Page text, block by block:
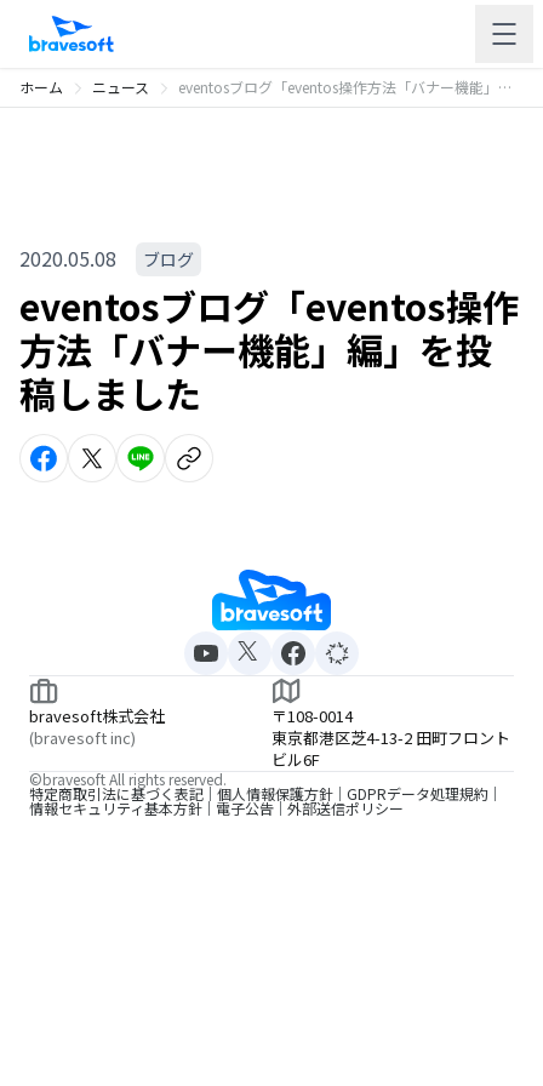
ホーム ニュース eventosブログ「eventos操作方法「バナー機能」編」を投稿しました
2020.05.08 ブログ
eventosブログ「eventos操作
方法「バナー機能」編」を投
稿しました
bravesoft株式会社
(bravesoft inc)
〒108-0014
東京都港区芝4-13-2 田町フロント
ビル6F
特定商取引法に基づく表記 個人情報保護方針 GDPRデータ処理規約
情報セキュリティ基本方針 電子公告 外部送信ポリシー
©bravesoft All rights reserved.